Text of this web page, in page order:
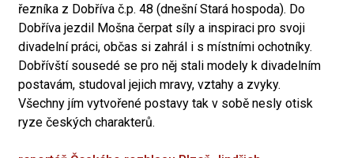
řezníka z Dobříva č.p. 48 (dnešní Stará hospoda). Do
Dobříva jezdil Mošna čerpat síly a inspiraci pro svoji
divadelní práci, občas si zahrál i s místními ochotníky.
Dobřívští sousedé se pro něj stali modely k divadelním
postavám, studoval jejich mravy, vztahy a zvyky.
Všechny jím vytvořené postavy tak v sobě nesly otisk
ryze českých charakterů.